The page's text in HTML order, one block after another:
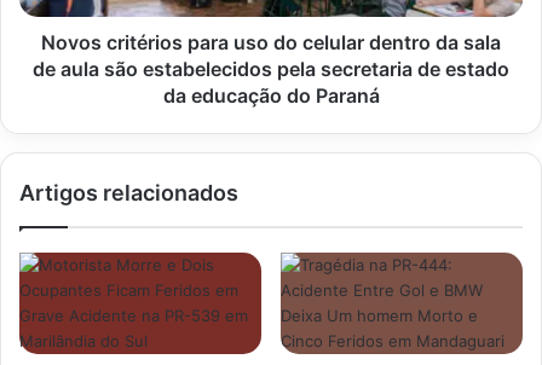
sala
aula
de
educação
do
Paraná
Novos critérios para uso do celular dentro da sala
de aula são estabelecidos pela secretaria de estado
da educação do Paraná
Artigos relacionados